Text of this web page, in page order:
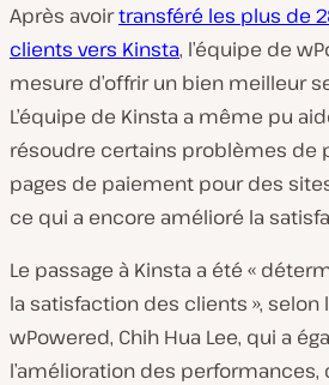
Après avoirtransféré les plus de
clients vers Kinsta, l’équipe de
mesure d’offrir un bien meilleur
L’équipe de Kinsta a même pu
résoudre certains problèmes de
pages de paiement pour des
ce qui a encore amélioré la
Le passage à Kinsta a été «
la satisfaction des clients », selon
wPowered, Chih Hua Lee, qui a
l’amélioration des